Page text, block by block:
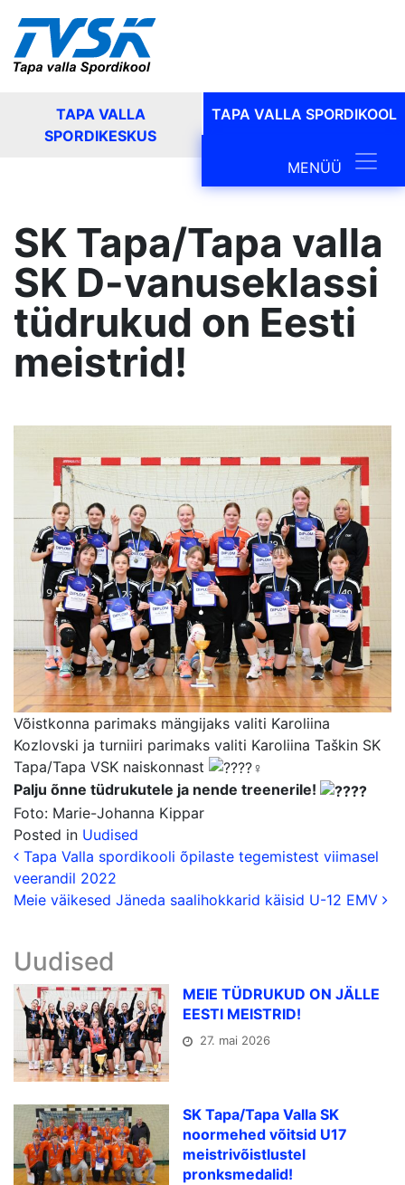
TAPA VALLA
SPORDIKESKUS
TAPA VALLA SPORDIKOOL
MainMENÜÜ
SK Tapa/Tapa valla
SK D-vanuseklassi
tüdrukud on Eesti
meistrid!
Võistkonna parimaks mängijaks valiti Karoliina
Kozlovski ja turniiri parimaks valiti Karoliina Taškin SK
Tapa/Tapa VSK naiskonnast
Palju õnne tüdrukutele ja nende treenerile!
Foto: Marie-Johanna Kippar
Posted in Uudised
Postituse
Tapa Valla spordikooli õpilaste tegemistest viimasel
veerandil 2022
Meie väikesed Jäneda saalihokkarid käisid U-12 EMV
Uudised
MEIE TÜDRUKUD ON JÄLLE
EESTI MEISTRID!
27. mai 2026
SK Tapa/Tapa Valla SK
noormehed võitsid U17
meistrivõistlustel
pronksmedalid!